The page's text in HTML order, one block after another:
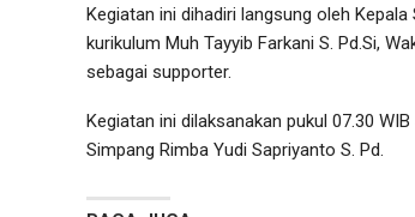
Kegiatan ini dihadiri langsung oleh
kurikulum Muh Tayyib Farkani S. Pd.Si,
sebagai supporter.
Kegiatan ini dilaksanakan pukul 07.30
Simpang Rimba Yudi Sapriyanto S. Pd.